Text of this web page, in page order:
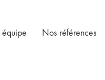
Nos références